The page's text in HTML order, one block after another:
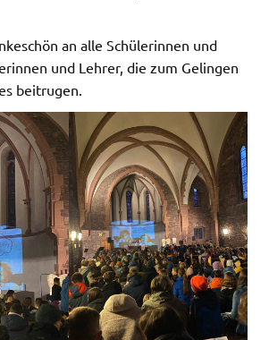
an alle Schülerinnen und
und Lehrer, die zum Gelingen
beitrugen.